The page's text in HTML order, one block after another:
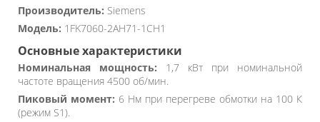
Производитель: Siemens
Модель: 1FK7060-2AH71-1CH1
Основные характеристики
Номинальная мощность: 1,7 кВт при номинальной
частоте вращения 4500 об/мин.
Пиковый момент: 6 Нм при перегреве обмотки на 100 К
(режим S1).